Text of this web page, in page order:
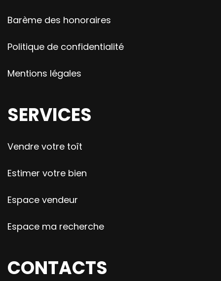
Barème des honoraires
Politique de confidentialité
Mentions légales
SERVICES
Vendre votre toît
Estimer votre bien
Espace vendeur
Espace ma recherche
CONTACTS